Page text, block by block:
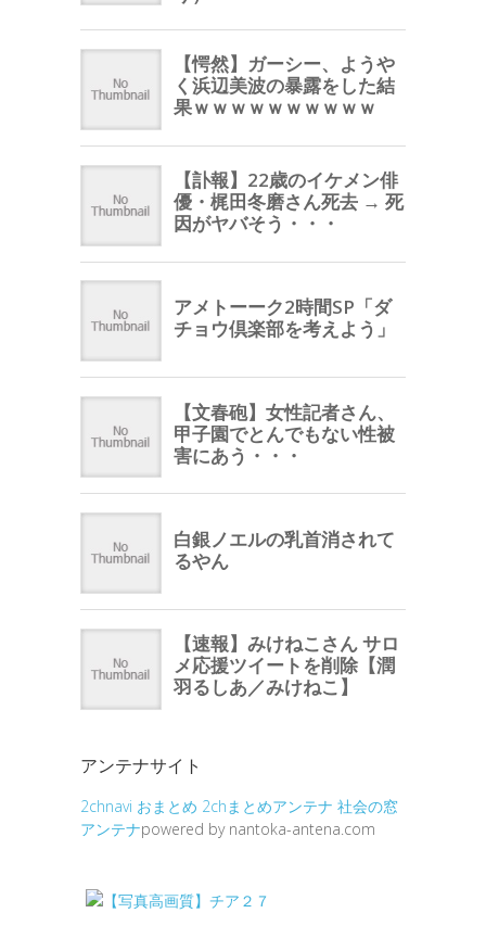
アンテナサイト
2chnavi おまとめ 2chまとめアンテナ 社会の窓
アンテナpowered by nantoka-antena.com